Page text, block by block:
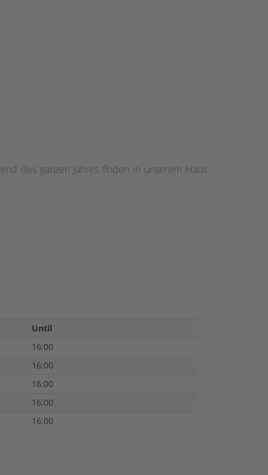
des ganzen Jahres finden in unserem Haus
Until
16:00
16:00
16:00
16:00
16:00